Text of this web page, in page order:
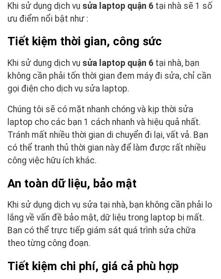
Khi sử dụng dịch vụ sửa laptop quận 6 tại nhà sẽ 1 số
ưu điểm nổi bật như :
Tiết kiệm thời gian, công sức
Khi sử dụng dịch vụ sửa laptop quận 6 tại nhà, bạn
không cần phải tốn thời gian đem máy đi sửa, chỉ cần
gọi điện cho dịch vụ sửa laptop.
Chúng tôi sẽ có mặt nhanh chóng và kịp thời sửa
laptop cho các bạn 1 cách nhanh và hiệu quả nhất.
Tránh mất nhiều thời gian di chuyển đi lại, vất vả. Bạn
có thể tranh thủ thời gian này để làm được rất nhiều
công việc hữu ích khác.
An toàn dữ liệu, bảo mật
Khi sử dụng dịch vụ sửa tại nhà, bạn không cần phải lo
lắng về vấn đề bảo mật, dữ liệu trong laptop bị mất.
Bạn có thể trực tiếp giám sát quá trình sửa chữa
theo từng công đoạn.
Tiết kiệm chi phí, giá cả phù hợp